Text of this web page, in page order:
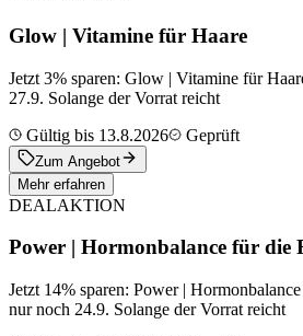
Glow | Vitamine für Haare
Jetzt 3% sparen: Glow | Vitamine für
27.9. Solange der Vorrat reicht
Gültig bis 13.8.2026
Geprüft
Zum Angebot
Mehr erfahren
DEALAKTION
Power | Hormonbalance für die
Jetzt 14% sparen: Power |
nur noch 24.9. Solange der Vorrat reicht